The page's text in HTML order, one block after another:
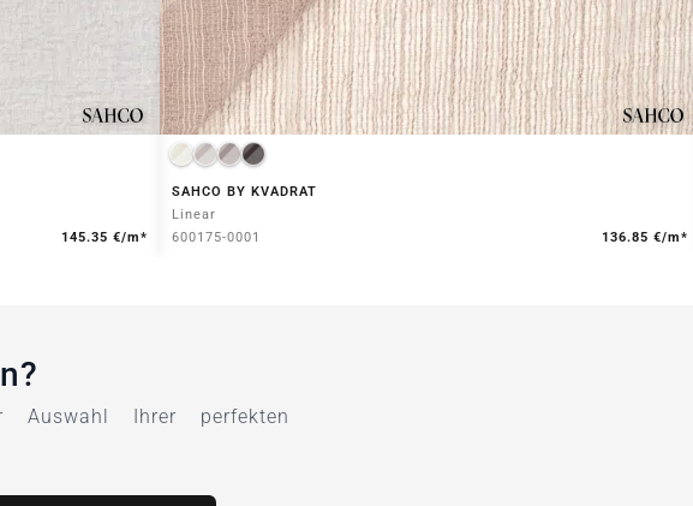
145.35 €/m*
SAHCO BY KVADRAT
Linear
600175-0001
136.85 €/m*
Ihrer perfekten